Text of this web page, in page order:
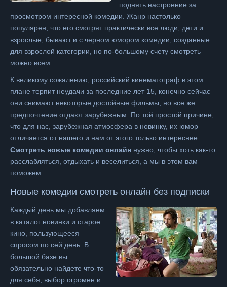
поднять настроение за
просмотром интересной комедии. Жанр настолько
популярен, что его смотрят практически все люди, дети и
взрослые, бывают и с черном юмором комедии, созданные
для взрослой категории, но по-большому счету смотреть
можно всем.
К великому сожалению, российский кинематограф в этом
плане терпит неудачи за последние лет 15, конечно сейчас
они снимают некоторые достойные фильмы, но все же
предпочтение отдают зарубежным. По той простой причине,
что для нас, зарубежная атмосфера в новинку, их юмор
отличается от нашего и нам от этого только интереснее.
Смотреть новые комедии онлайн нужно, чтобы хоть как-то
расслабляться, отдыхать и веселиться, а мы в этом вам
поможем.
Новые комедии смотреть онлайн без подписки
Каждый день мы добавляем
в каталог новинки и старое
кино, пользующееся
спросом по сей день. В
большой базе вы
обязательно найдете что-то
для себя, выбор огромен и